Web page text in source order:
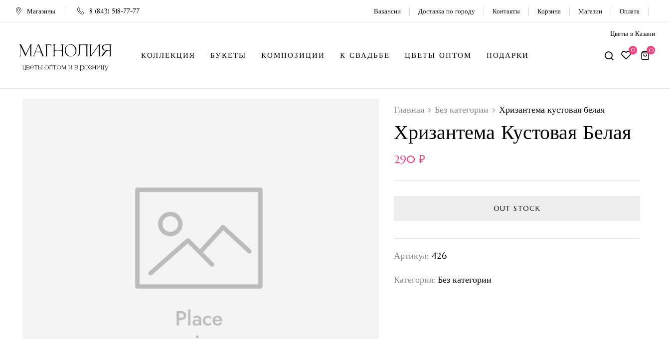
Магазины 8 (843) 518-77-77 Вакансии Доставка по городу Контакты Корзина Магазин Оплата
Цветы в Казани
КОЛЛЕКЦИЯ БУКЕТЫ КОМПОЗИЦИИ К СВАДЬБЕ ЦВЕТЫ ОПТОМ ПОДАРКИ
0 0
Главная Без категории Хризантема кустовая белая
Хризантема Кустовая Белая
290 ₽
OUT STOCK
Артикул: 426
Категория: Без категории